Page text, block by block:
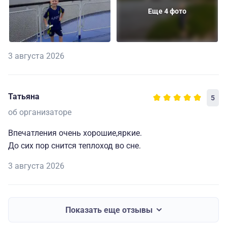
Еще 4 фото
3 августа 2026
Татьяна 5
об организаторе
Впечатления очень хорошие,яркие.
До сих пор снится теплоход во сне.
3 августа 2026
Показать еще отзывы